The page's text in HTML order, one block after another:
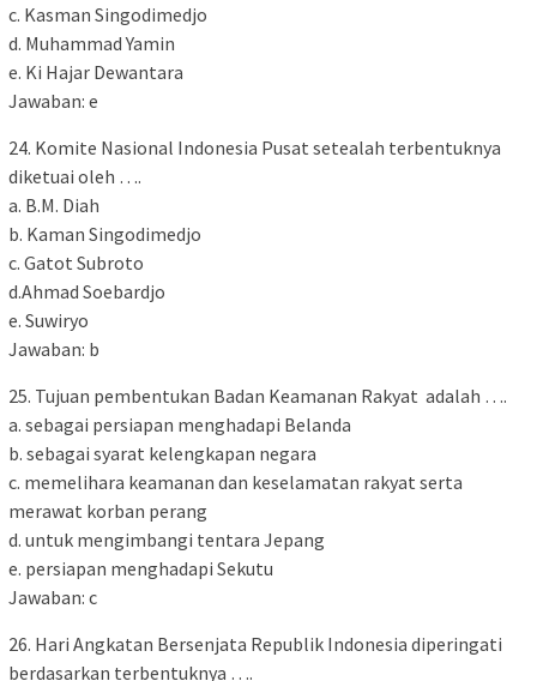
c. Kasman Singodimedjo
d. Muhammad Yamin
e. Ki Hajar Dewantara
Jawaban: e
24. Komite Nasional Indonesia Pusat setealah terbentuknya
diketuai oleh ….
a. B.M. Diah
b. Kaman Singodimedjo
c. Gatot Subroto
d.Ahmad Soebardjo
e. Suwiryo
Jawaban: b
25. Tujuan pembentukan Badan Keamanan Rakyat adalah ….
a. sebagai persiapan menghadapi Belanda
b. sebagai syarat kelengkapan negara
c. memelihara keamanan dan keselamatan rakyat serta
merawat korban perang
d. untuk mengimbangi tentara Jepang
e. persiapan menghadapi Sekutu
Jawaban: c
26. Hari Angkatan Bersenjata Republik Indonesia diperingati
berdasarkan terbentuknya ….